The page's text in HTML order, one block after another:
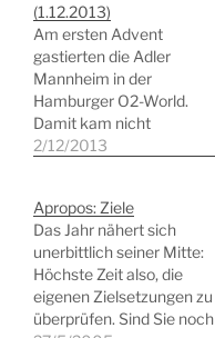
(1.12.2013)
Am ersten Advent
gastierten die Adler
Mannheim in der
Hamburger O2-World.
Damit kam nicht
irgendeine Mannschaft in
Macht, die immerhin auf
viele Meisterschaften
zurückblicken kann. Ob
es am trüben Himmel,
dem Beginn um 14 Uhr
30 oder eben am 1.
2/12/2013
Apropos: Ziele
Das Jahr nähert sich
unerbittlich seiner Mitte:
Höchste Zeit also, die
eigenen Zielsetzungen zu
überprüfen. Sind Sie noch